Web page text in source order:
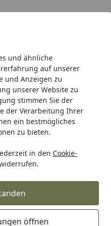
und ähnliche
auf unserer
und Anzeigen zu
unserer Website zu
stimmen Sie der
der Verarbeitung Ihrer
ein bestmögliches
zu bieten.
in den Cookie-
öffnen
Hotline
& Pool-
bis 468,99€)
Tischleuchten für